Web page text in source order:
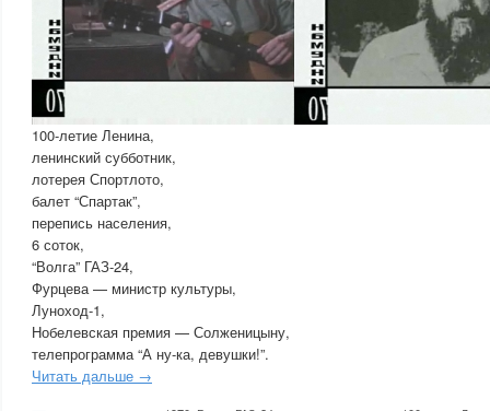
100-летие Ленина,
ленинский субботник,
лотерея Спортлото,
балет “Спартак”,
перепись населения,
6 соток,
“Волга” ГАЗ-24,
Фурцева — министр культуры,
Луноход-1,
Нобелевская премия — Солженицыну,
телепрограмма “А ну-ка, девушки!”.
Читать дальше →